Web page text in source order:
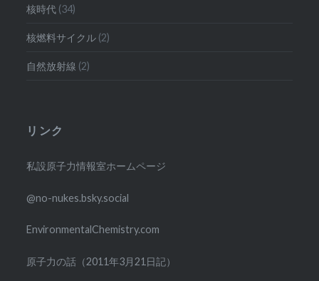
核時代 (34)
核燃料サイクル (2)
自然放射線 (2)
リンク
私設原子力情報室ホームページ
@no-nukes.bsky.social
EnvironmentalChemistry.com
原子力の話（2011年3月21日記）